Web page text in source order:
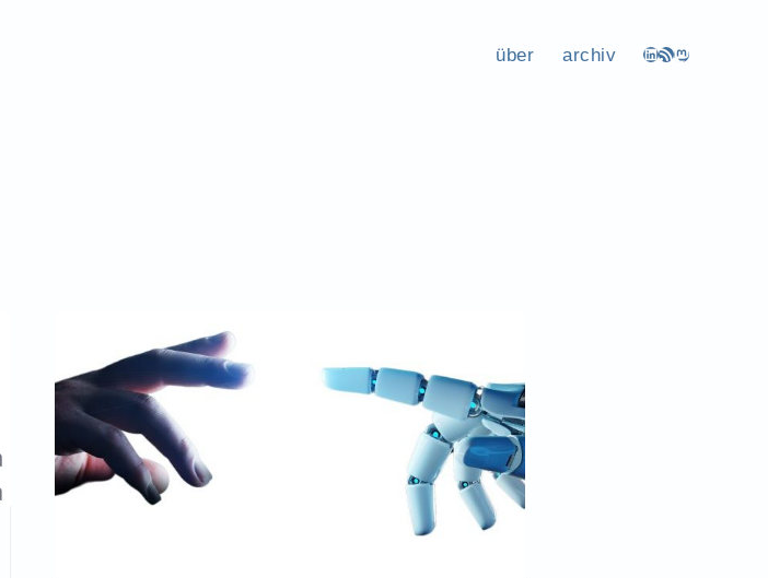
über archiv LinkedIn
RSS-FeedMastodon